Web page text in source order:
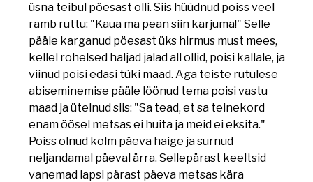
üsna teibul pöesast olli. Siis hüüdnud poiss veel
ramb ruttu: "Kaua ma pean siin karjuma!" Selle
pääle karganud pöesast üks hirmus must mees,
kellel rohelsed haljad jalad all ollid, poisi kallale, ja
viinud poisi edasi tüki maad. Aga teiste rutulese
abiseminemise pääle löönud tema poisi vastu
maad ja ütelnud siis: "Sa tead, et sa teinekord
enam öösel metsas ei huita ja meid ei eksita."
Poiss olnud kolm päeva haige ja surnud
neljandamal päeval ärra. Sellepärast keeltsid
vanemad lapsi pärast päeva metsas kära